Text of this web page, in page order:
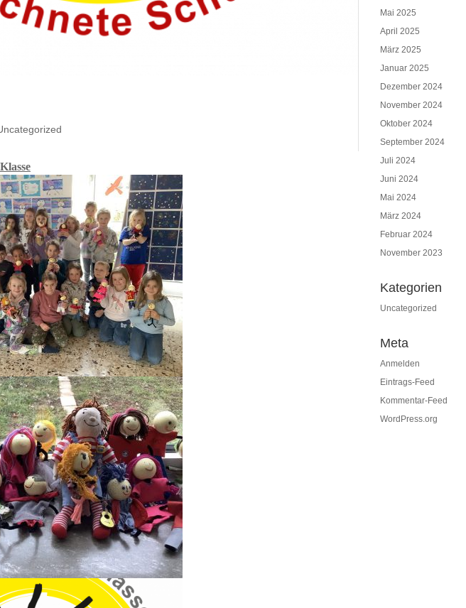
Mai 2025
April 2025
März 2025
Januar 2025
Dezember 2024
November 2024
Oktober 2024
September 2024
Juli 2024
Juni 2024
Mai 2024
März 2024
Februar 2024
November 2023
Kategorien
Uncategorized
Meta
Anmelden
Eintrags-Feed
Kommentar-Feed
WordPress.org